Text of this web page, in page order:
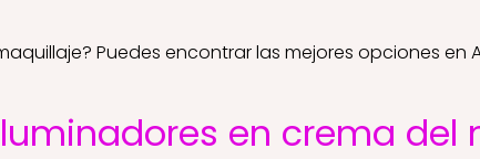
Puedes encontrar las mejores opciones en
en crema del